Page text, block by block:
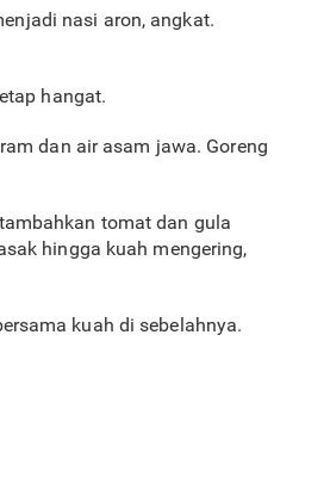
nasi aron, angkat.
hangat.
dan air asam jawa. Goreng
tomat dan gula
hingga kuah mengering,
kuah di sebelahnya.